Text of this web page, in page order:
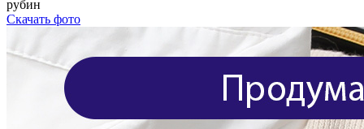
Скачать фото